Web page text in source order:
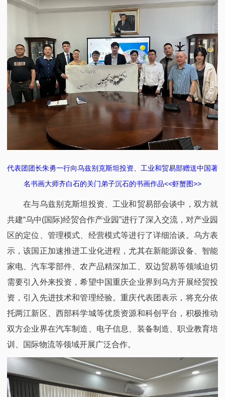
代表团团长朱勇一行向乌兹别克斯坦投资、工业和贸易部赠送中国著
名书画大师齐白石的关门弟子沉石的书画作品<<虾蟹图>>
在与乌兹别克斯坦投资、工业和贸易部会谈中，双方就
共建“乌中(国际)经贸合作产业园”进行了深入交流，对产业园
区的定位、管理模式、经营模式等进行了详细洽谈。乌方表
示，该国正加速推进工业化进程，尤其在新能源设备、智能
家电、汽车零部件、农产品精深加工、双边贸易等领域迫切
需要引入外来投资，希望中国重庆企业界到乌方开展经贸投
资，引入先进技术和管理经验。重庆代表团表示，将充分依
托两江新区、西部科学城等优质资源和科创平台，积极推动
双方企业界在汽车制造、电子信息、装备制造、职业教育培
训、国际物流等领域开展广泛合作。